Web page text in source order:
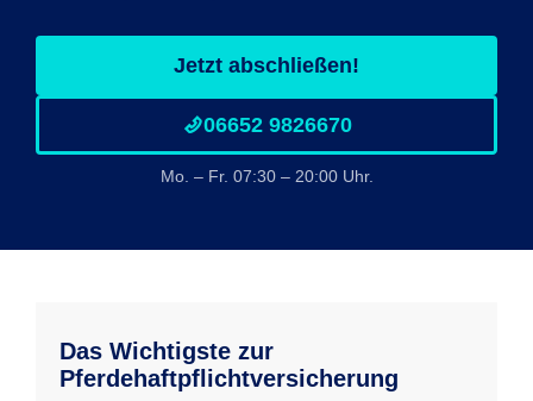
Jetzt abschließen!
06652 9826670
Mo. – Fr. 07:30 – 20:00 Uhr.
Das Wichtigste zur
Pferdehaftpflichtversicherung